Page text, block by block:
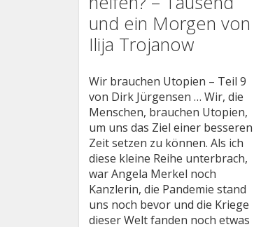
und ein Morgen von
Ilija Trojanow
Wir brauchen Utopien – Teil 9
von Dirk Jürgensen … Wir, die
Menschen, brauchen Utopien,
um uns das Ziel einer besseren
Zeit setzen zu können. Als ich
diese kleine Reihe unterbrach,
war Angela Merkel noch
Kanzlerin, die Pandemie stand
uns noch bevor und die Kriege
dieser Welt fanden noch etwas